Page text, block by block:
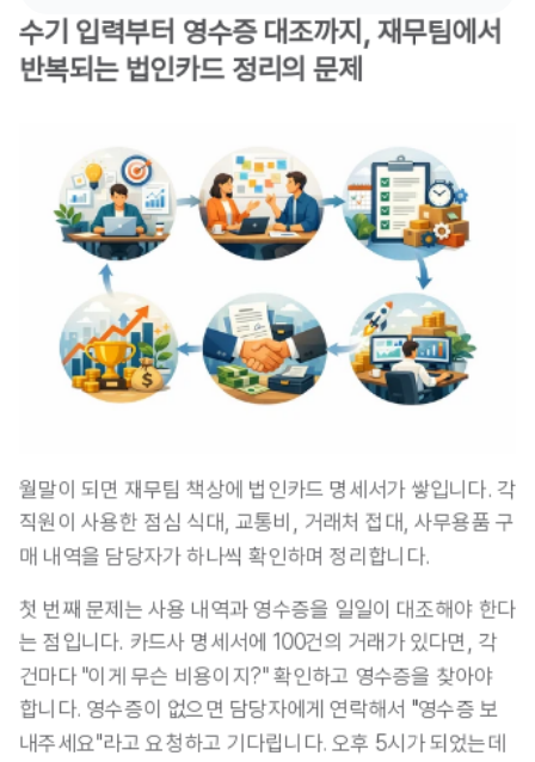
수기 입력부터 영수증 대조까지, 재무팀에서
반복되는 법인카드 정리의 문제
월말이 되면 재무팀 책상에 법인카드 명세서가 쌓입니다. 각
직원이 사용한 점심 식대, 교통비, 거래처 접대, 사무용품 구
매 내역을 담당자가 하나씩 확인하며 정리합니다.
첫 번째 문제는 사용 내역과 영수증을 일일이 대조해야 한다
는 점입니다. 카드사 명세서에 100건의 거래가 있다면, 각
건마다 "이게 무슨 비용이지?" 확인하고 영수증을 찾아야
합니다. 영수증이 없으면 담당자에게 연락해서 "영수증 보
내주세요"라고 요청하고 기다립니다. 오후 5시가 되었는데